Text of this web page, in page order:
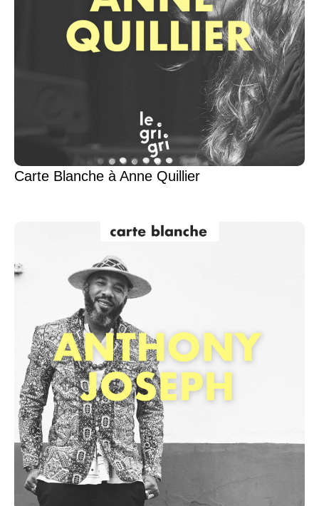
Carte Blanche à Anne Quillier